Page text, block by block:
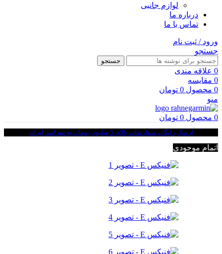
لوازم جانبی
درباره ما
تماس با ما
ورود / ثبت نام
جستجو
جستجو
0 علاقه مندی
0 مقایسه
0 محصول 0 تومان
منو
0 محصول 0 تومان
ارسال رایگان سفارشات بالای 5 میلیون تومان به سراسر ایران
اتمام موجودی